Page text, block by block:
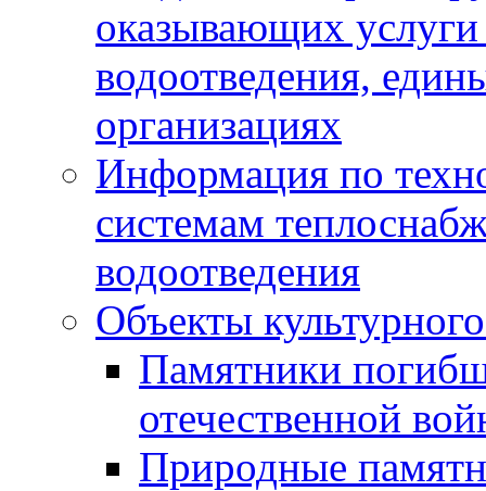
оказывающих
водоотведения,
организациях
Информация по
системам
водоотведения
Объекты
Памятники
отечественной
Природные